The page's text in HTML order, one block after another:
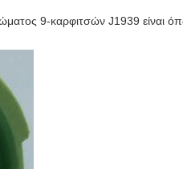
9-καρφιτσών J1939 είναι